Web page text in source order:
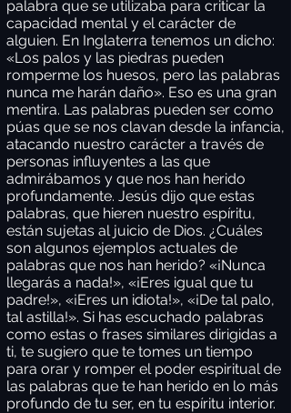
palabra que se utilizaba para criticar la
capacidad mental y el carácter de
alguien. En Inglaterra tenemos un dicho:
«Los palos y las piedras pueden
romperme los huesos, pero las palabras
nunca me harán daño». Eso es una gran
mentira. Las palabras pueden ser como
púas que se nos clavan desde la infancia,
atacando nuestro carácter a través de
personas influyentes a las que
admirábamos y que nos han herido
profundamente. Jesús dijo que estas
palabras, que hieren nuestro espíritu,
están sujetas al juicio de Dios. ¿Cuáles
son algunos ejemplos actuales de
palabras que nos han herido? «¡Nunca
llegarás a nada!», «¡Eres igual que tu
padre!», «¡Eres un idiota!», «¡De tal palo,
tal astilla!». Si has escuchado palabras
como estas o frases similares dirigidas a
ti, te sugiero que te tomes un tiempo
para orar y romper el poder espiritual de
las palabras que te han herido en lo más
profundo de tu ser, en tu espíritu interior.